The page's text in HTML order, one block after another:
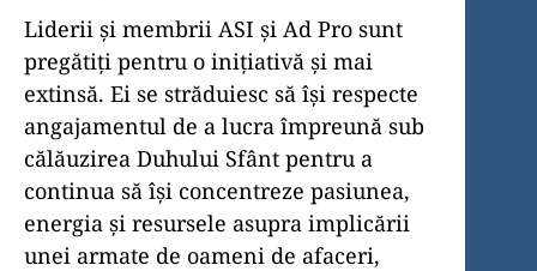
Liderii și membrii ASI și Ad Pro sunt
pregătiți pentru o inițiativă și mai
extinsă. Ei se străduiesc să își respecte
angajamentul de a lucra împreună sub
călăuzirea Duhului Sfânt pentru a
continua să își concentreze pasiunea,
energia și resursele asupra implicării
unei armate de oameni de afaceri,